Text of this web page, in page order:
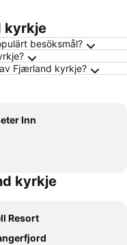
kyrkje
besöksmål?
Fjærland kyrkje?
Inn
kyrkje
Resort